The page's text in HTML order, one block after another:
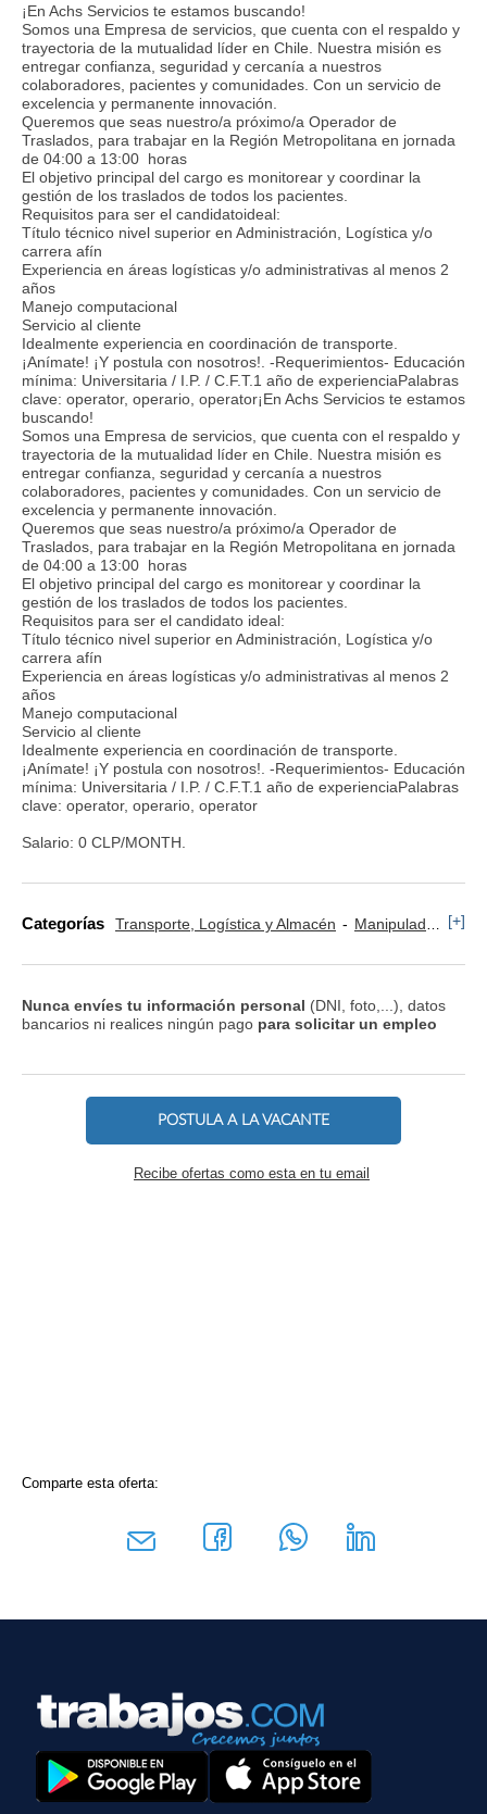
¡En Achs Servicios te estamos buscando!
Somos una Empresa de servicios, que cuenta con el respaldo y
trayectoria de la mutualidad líder en Chile. Nuestra misión es
entregar confianza, seguridad y cercanía a nuestros
colaboradores, pacientes y comunidades. Con un servicio de
excelencia y permanente innovación.
Queremos que seas nuestro/a próximo/a Operador de
Traslados, para trabajar en la Región Metropolitana en jornada
de 04:00 a 13:00 horas
El objetivo principal del cargo es monitorear y coordinar la
gestión de los traslados de todos los pacientes.
Requisitos para ser el candidatoideal:
Título técnico nivel superior en Administración, Logística y/o
carrera afín
Experiencia en áreas logísticas y/o administrativas al menos 2
años
Manejo computacional
Servicio al cliente
Idealmente experiencia en coordinación de transporte.
¡Anímate! ¡Y postula con nosotros!. -Requerimientos- Educación
mínima: Universitaria / I.P. / C.F.T.1 año de experienciaPalabras
clave: operator, operario, operator¡En Achs Servicios te estamos
buscando!
Somos una Empresa de servicios, que cuenta con el respaldo y
trayectoria de la mutualidad líder en Chile. Nuestra misión es
entregar confianza, seguridad y cercanía a nuestros
colaboradores, pacientes y comunidades. Con un servicio de
excelencia y permanente innovación.
Queremos que seas nuestro/a próximo/a Operador de
Traslados, para trabajar en la Región Metropolitana en jornada
de 04:00 a 13:00 horas
El objetivo principal del cargo es monitorear y coordinar la
gestión de los traslados de todos los pacientes.
Requisitos para ser el candidato ideal:
Título técnico nivel superior en Administración, Logística y/o
carrera afín
Experiencia en áreas logísticas y/o administrativas al menos 2
años
Manejo computacional
Servicio al cliente
Idealmente experiencia en coordinación de transporte.
¡Anímate! ¡Y postula con nosotros!. -Requerimientos- Educación
mínima: Universitaria / I.P. / C.F.T.1 año de experienciaPalabras
clave: operator, operario, operator
Salario: 0 CLP/MONTH.
Categorías Transporte, Logística y Almacén Manipulador y Operario de Montaje [+]
Nunca envíes tu información personal (DNI, foto,...), datos
bancarios ni realices ningún pago para solicitar un empleo
POSTULA A LA VACANTE
Recibe ofertas como esta en tu email
Comparte esta oferta: